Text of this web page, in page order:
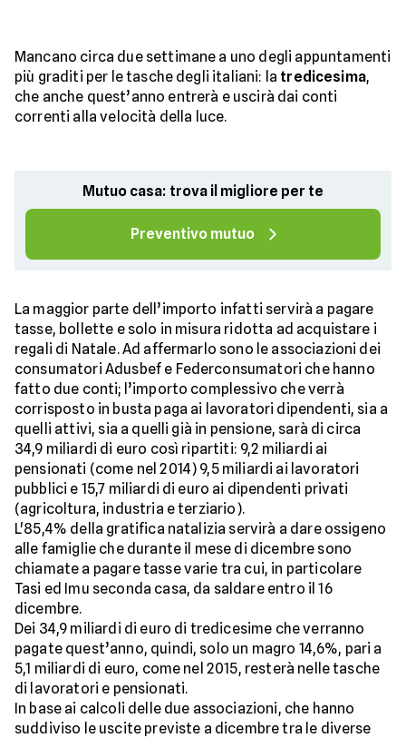
Mancano circa due settimane a uno degli appuntamenti
più graditi per le tasche degli italiani: la tredicesima,
che anche quest’anno entrerà e uscirà dai conti
correnti alla velocità della luce.
Mutuo casa: trova il migliore per te
Preventivo mutuo
La maggior parte dell’importo infatti servirà a pagare
tasse, bollette e solo in misura ridotta ad acquistare i
regali di Natale. Ad affermarlo sono le associazioni dei
consumatori Adusbef e Federconsumatori che hanno
fatto due conti; l’importo complessivo che verrà
corrisposto in busta paga ai lavoratori dipendenti, sia a
quelli attivi, sia a quelli già in pensione, sarà di circa
34,9 miliardi di euro così ripartiti: 9,2 miliardi ai
pensionati (come nel 2014) 9,5 miliardi ai lavoratori
pubblici e 15,7 miliardi di euro ai dipendenti privati
(agricoltura, industria e terziario).
L'85,4% della gratifica natalizia servirà a dare ossigeno
alle famiglie che durante il mese di dicembre sono
chiamate a pagare tasse varie tra cui, in particolare
Tasi ed Imu seconda casa, da saldare entro il 16
dicembre.
Dei 34,9 miliardi di euro di tredicesime che verranno
pagate quest’anno, quindi, solo un magro 14,6%, pari a
5,1 miliardi di euro, come nel 2015, resterà nelle tasche
di lavoratori e pensionati.
In base ai calcoli delle due associazioni, che hanno
suddiviso le uscite previste a dicembre tra le diverse